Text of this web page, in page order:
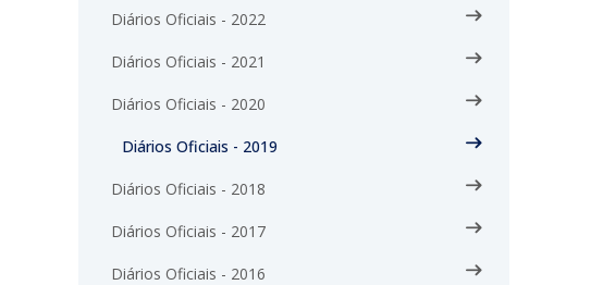
Diários Oficiais - 2022
Diários Oficiais - 2021
Diários Oficiais - 2020
Diários Oficiais - 2019
Diários Oficiais - 2018
Diários Oficiais - 2017
Diários Oficiais - 2016